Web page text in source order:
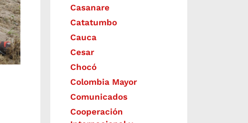
Casanare
Catatumbo
Cauca
Cesar
Chocó
Colombia Mayor
Comunicados
Cooperación